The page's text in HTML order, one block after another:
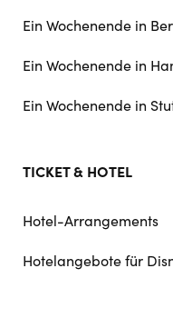
Ein Wochenende in
Ein Wochenende in
Ein Wochenende in
TICKET & HOTEL
Hotel-Arrangements
Hotelangebote für